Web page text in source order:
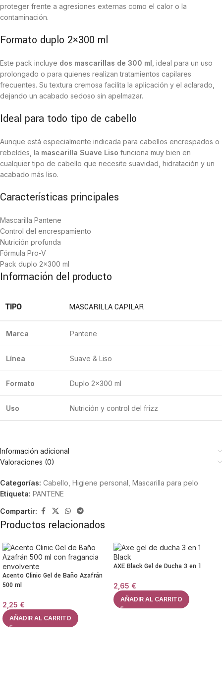
proteger frente a agresiones externas como el calor o la
contaminación.
Formato duplo 2×300 ml
Este pack incluye dos mascarillas de 300 ml , ideal para un uso
prolongado o para quienes realizan tratamientos capilares
frecuentes. Su textura cremosa facilita la aplicación y el aclarado,
dejando un acabado sedoso sin apelmazar.
Ideal para todo tipo de cabello
Aunque está especialmente indicada para cabellos encrespados o
rebeldes, la mascarilla Suave Liso funciona muy bien en
cualquier tipo de cabello que necesite suavidad, hidratación y un
acabado más liso.
Características principales
Mascarilla Pantene
Control del encrespamiento
Nutrición profunda
Fórmula Pro-V
Pack duplo 2×300 ml
Información del producto
TIPO MASCARILLA CAPILAR
Marca Pantene
Línea Suave & Liso
Formato Duplo 2×300 ml
Uso Nutrición y control del frizz
Información adicional
Valoraciones (0)
Categorías: Cabello Higiene personal Mascarilla para pelo
Etiqueta: PANTENE
Compartir:
Productos relacionados
Acento Clinic Gel de Baño Azafrán
500 ml
2,25 €
AÑADIR AL CARRITO
AXE Black Gel de Ducha 3 en 1
2,65 €
AÑADIR AL CARRITO